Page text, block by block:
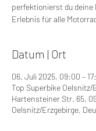
perfektionierst du
Erlebnis für alle
Datum | Ort
06. Juli 2025, 09:00 –
Top Superbike Oelsnitz/
Hartensteiner Str. 65,
Oelsnitz/Erzgebirge,